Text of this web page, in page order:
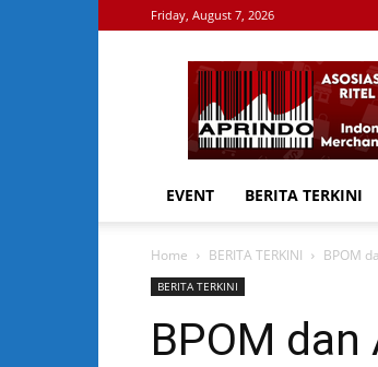
Friday, August 7, 2026
EVENT BERITA TERKINI
Home BERITA TERKINI BPOM
BERITA TERKINI
BPOM dan